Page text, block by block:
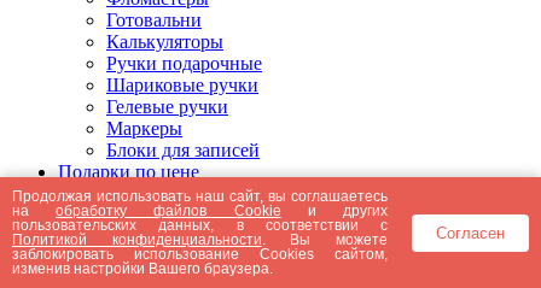
Готовальни
Калькуляторы
Ручки подарочные
Шариковые ручки
Гелевые ручки
Маркеры
Блоки для записей
Подарки по цене
Подарки от 5000 рублей
Подарки до 5000 рублей
Подарки до 3000 рублей
Подарки до 2000 рублей
Подарки до 1000 рублей
Продолжая использовать наш сайт, вы соглашаетесь
наобработку файлов Cookie и других
пользовательских данных, в соответствии с
Политикой конфиденциальности . Вы можете
заблокировать использование Cookies сайтом,
изменив настройки Вашего браузера.
Согласен